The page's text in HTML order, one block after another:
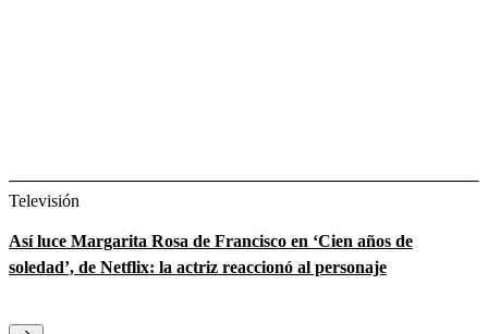
Televisión
Así luce Margarita Rosa de Francisco en ‘Cien años de
soledad’, de Netflix: la actriz reaccionó al personaje